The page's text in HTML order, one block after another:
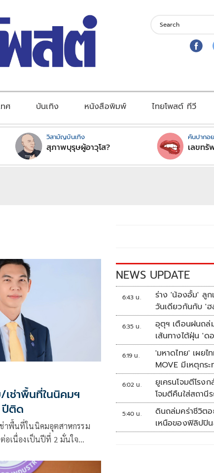
ศ บันเทิง หนังสือพิมพ์ ไทยโพสต์ ทีวี
วิสามัญบันเทิง
สุภาพบุรุษผู้อาวุโส?
คันปากอ
เลขทรั
ช่าพื้นที่ในนิคมฯ
ปีติด
าพื้นที่ในนิคมอุตสาหกรรม
อเนื่องเป็นปีที่ 2 มั่นใจ
“NOW Thailand” ตอกย้ำ
NEWS UPDATE
6:43 น.
ร่าง 'น้องอั้ม' ลูกเรือ
วันเดียวกันกับ 'ฮ
เผยฝันอยากเป็น
6:35 น.
อุตุฯ เตือนฝนถ
เส้นทางไต้ฝุ่น 'ด
6:19 น.
'มหาดไทย' เผย
MOVE มีเหตุกร
พาส่งขึ้นรถกลับ
6:02 น.
ยูเครนโจมตีโรง
โจมตีคืนใส่สถานีร
5:40 น.
ดินถล่มคร่าชีวิต
เหนือของฟิลิปปิ